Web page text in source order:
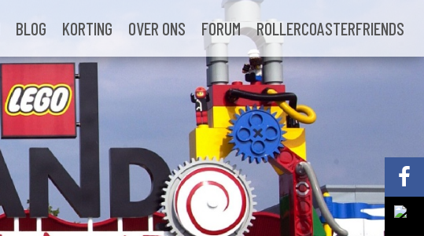
BLOG KORTING OVER ONS FORUM ROLLERCOASTERFRIENDS
Volg @Pretparkenbe
Volg @Pretparkenbe